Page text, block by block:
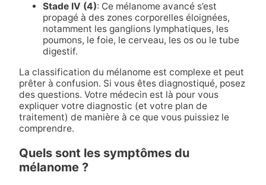
Stade IV (4): Ce mélanome avancé s’est
propagé à des zones corporelles éloignées,
notamment les ganglions lymphatiques, les
poumons, le foie, le cerveau, les os ou le tube
digestif.
La classification du mélanome est complexe et peut
prêter à confusion. Si vous êtes diagnostiqué, posez
des questions. Votre médecin est là pour vous
expliquer votre diagnostic (et votre plan de
traitement) de manière à ce que vous puissiez le
comprendre.
Quels sont les symptômes du
mélanome ?